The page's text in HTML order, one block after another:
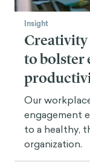
Insight
Creativity
to bolster
Our
engagement
to a healthy,
organization.